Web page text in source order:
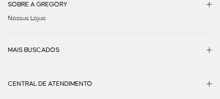
SOBRE A GREGORY
Nossas Lojas
MAIS BUSCADOS
CENTRAL DE ATENDIMENTO